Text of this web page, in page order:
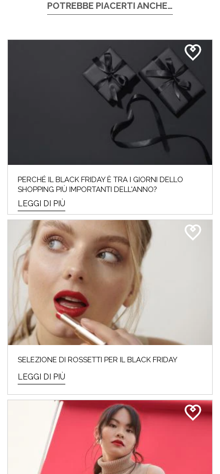
POTREBBE PIACERTI ANCHE…
PERCHÉ IL BLACK FRIDAY È TRA I GIORNI DELLO
SHOPPING PIÙ IMPORTANTI DELL'ANNO?
LEGGI DI PIÙ
SELEZIONE DI ROSSETTI PER IL BLACK FRIDAY
LEGGI DI PIÙ